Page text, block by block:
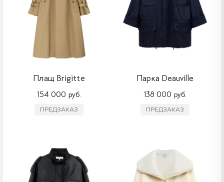
Плащ Brigitte
154 000 руб.
ПРЕДЗАКАЗ
Парка Deauville
138 000 руб.
ПРЕДЗАКАЗ